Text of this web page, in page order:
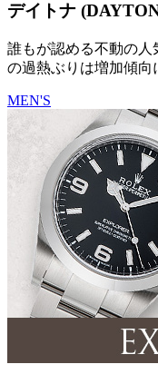
デイトナ
誰もが認める不動の人
の過熱ぶりは増加傾向
MEN'S